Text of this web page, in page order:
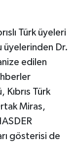
Türk üyeleri
üyelerinden Dr.
edilen
Türk
Miras,
gösterisi de